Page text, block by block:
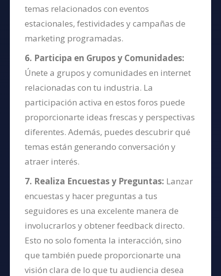
temas relacionados con eventos
estacionales, festividades y campañas de
marketing programadas.
6. Participa en Grupos y Comunidades:
Únete a grupos y comunidades en internet
relacionadas con tu industria. La
participación activa en estos foros puede
proporcionarte ideas frescas y perspectivas
diferentes. Además, puedes descubrir qué
temas están generando conversación y
atraer interés.
7. Realiza Encuestas y Preguntas: Lanzar
encuestas y hacer preguntas a tus
seguidores es una excelente manera de
involucrarlos y obtener feedback directo.
Esto no solo fomenta la interacción, sino
que también puede proporcionarte una
visión clara de lo que tu audiencia desea